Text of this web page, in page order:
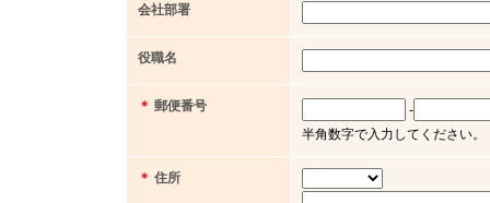
会社部署
役職名
＊ 郵便番号
-
半角数字で入力してください。
＊ 住所